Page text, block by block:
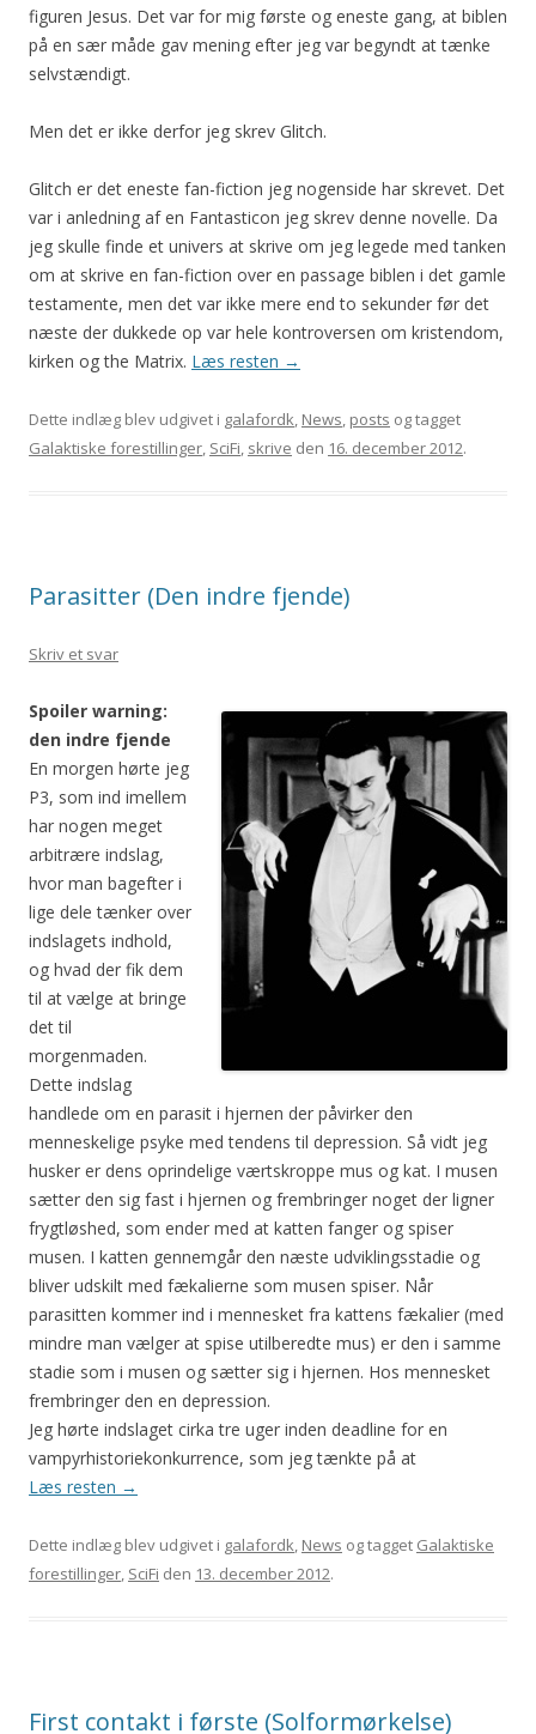
figuren Jesus. Det var for mig første og eneste gang, at biblen
på en sær måde gav mening efter jeg var begyndt at tænke
selvstændigt.
Men det er ikke derfor jeg skrev Glitch.
Glitch er det eneste fan-fiction jeg nogenside har skrevet. Det
var i anledning af en Fantasticon jeg skrev denne novelle. Da
jeg skulle finde et univers at skrive om jeg legede med tanken
om at skrive en fan-fiction over en passage biblen i det gamle
testamente, men det var ikke mere end to sekunder før det
næste der dukkede op var hele kontroversen om kristendom,
kirken og the Matrix. Læs resten →
Dette indlæg blev udgivet i galafordk, News, posts og tagget
Galaktiske forestillinger, SciFi, skrive den 16. december 2012.
Parasitter (Den indre fjende)
Skriv et svar
Spoiler warning:
den indre fjende
En morgen hørte jeg
P3, som ind imellem
har nogen meget
arbitrære indslag,
hvor man bagefter i
lige dele tænker over
indslagets indhold,
og hvad der fik dem
til at vælge at bringe
det til
morgenmaden.
Dette indslag
handlede om en parasit i hjernen der påvirker den
menneskelige psyke med tendens til depression. Så vidt jeg
husker er dens oprindelige værtskroppe mus og kat. I musen
sætter den sig fast i hjernen og frembringer noget der ligner
frygtløshed, som ender med at katten fanger og spiser
musen. I katten gennemgår den næste udviklingsstadie og
bliver udskilt med fækalierne som musen spiser. Når
parasitten kommer ind i mennesket fra kattens fækalier (med
mindre man vælger at spise utilberedte mus) er den i samme
stadie som i musen og sætter sig i hjernen. Hos mennesket
frembringer den en depression.
Jeg hørte indslaget cirka tre uger inden deadline for en
vampyrhistoriekonkurrence, som jeg tænkte på at
Læs resten →
Dette indlæg blev udgivet i galafordk, News og tagget Galaktiske
forestillinger, SciFi den 13. december 2012.
First contakt i første (Solformørkelse)